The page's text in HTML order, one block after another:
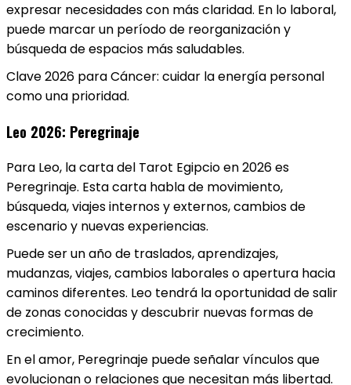
expresar necesidades con más claridad. En lo laboral,
puede marcar un período de reorganización y
búsqueda de espacios más saludables.
Clave 2026 para Cáncer: cuidar la energía personal
como una prioridad.
Leo 2026: Peregrinaje
Para Leo, la carta del Tarot Egipcio en 2026 es
Peregrinaje. Esta carta habla de movimiento,
búsqueda, viajes internos y externos, cambios de
escenario y nuevas experiencias.
Puede ser un año de traslados, aprendizajes,
mudanzas, viajes, cambios laborales o apertura hacia
caminos diferentes. Leo tendrá la oportunidad de salir
de zonas conocidas y descubrir nuevas formas de
crecimiento.
En el amor, Peregrinaje puede señalar vínculos que
evolucionan o relaciones que necesitan más libertad.